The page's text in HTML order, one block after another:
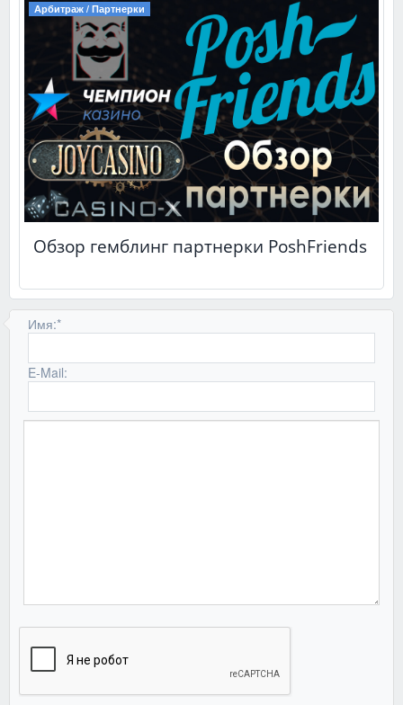
Арбитраж / Партнерки
Обзор гемблинг партнерки PoshFriends
Имя:*
E-Mail: